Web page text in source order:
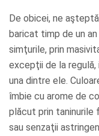
De obicei, ne
baricat timp de un
simţurile, prin
excepţii de la
una dintre ele.
îmbie cu arome de
plăcut prin taninurile
sau senzaţii